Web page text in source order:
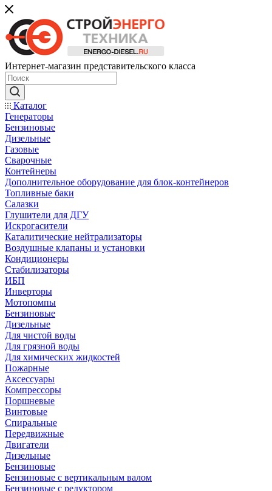
Интернет-магазин представительского класса
Каталог
Генераторы
Бензиновые
Дизельные
Газовые
Сварочные
Контейнеры
Дополнительное оборудование для блок-контейнеров
Топливные баки
Салазки
Глушители для ДГУ
Искрогасители
Каталитические нейтрализаторы
Воздушные клапаны и установки
Кондиционеры
Стабилизаторы
ИБП
Инверторы
Мотопомпы
Бензиновые
Дизельные
Для чистой воды
Для грязной воды
Для химических жидкостей
Пожарные
Аксессуары
Компрессоры
Поршневые
Винтовые
Спиральные
Передвижные
Двигатели
Дизельные
Бензиновые
Бензиновые с вертикальным валом
Бензиновые с редуктором